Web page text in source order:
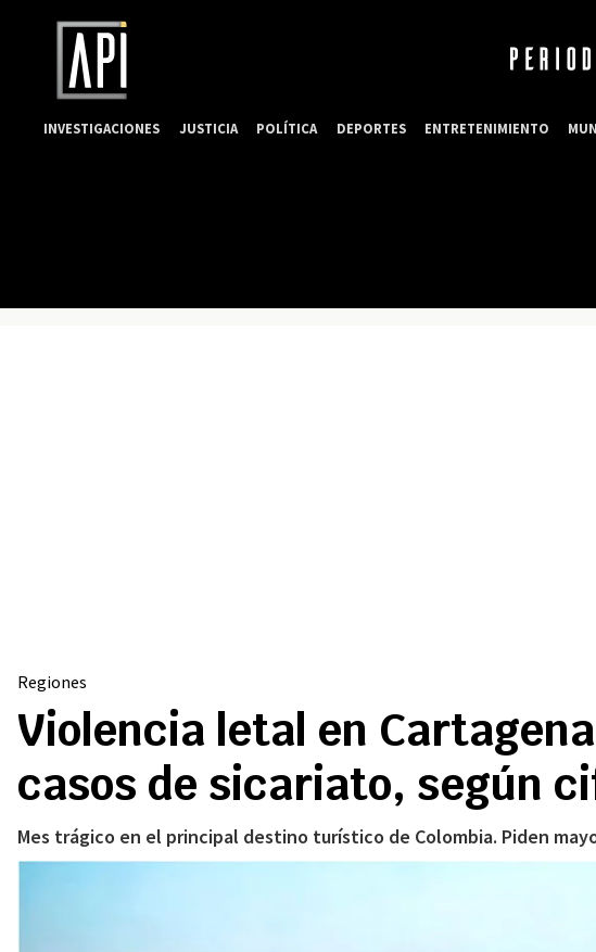
Regiones
Violencia letal en
casos de sicariato, según
Mes trágico en el principal destino turístico de Colombia. Piden
INVESTIGACIONES JUSTICIA POLÍTICA DEPORTES ENTRETENIMIENTO